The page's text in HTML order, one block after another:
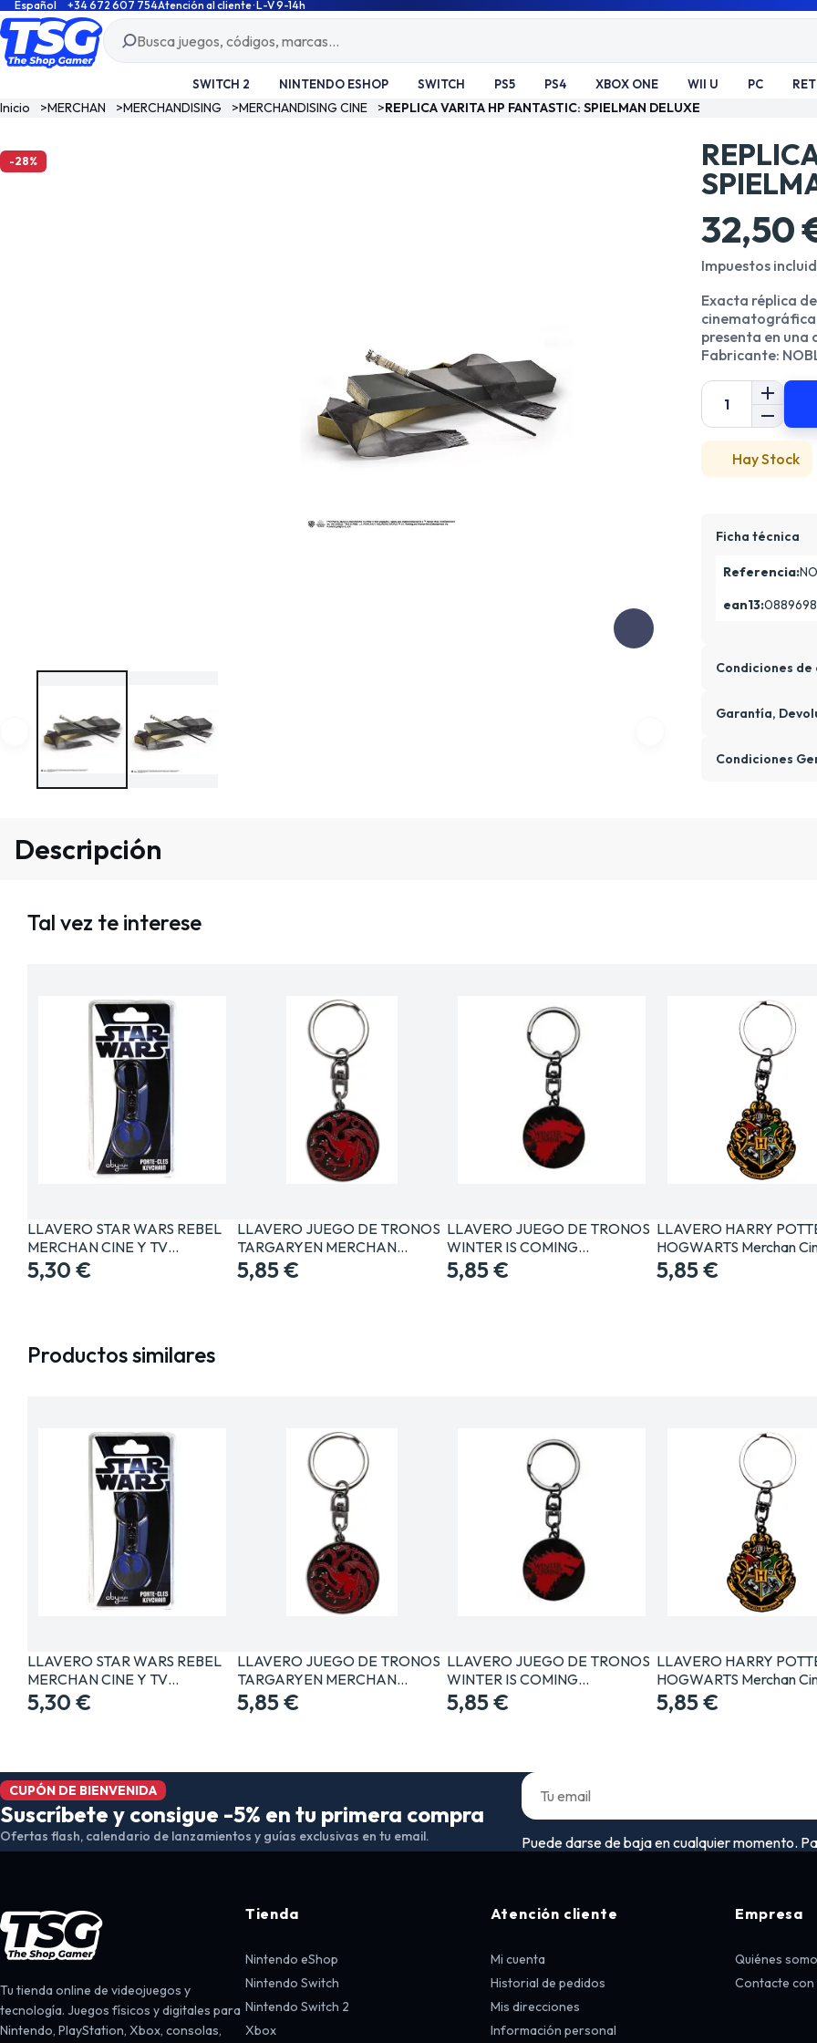
Español +34 672 607 754Atención al cliente · L-V 9-14h
SWITCH 2 NINTENDO ESHOP SWITCH PS5 PS4 XBOX ONE WII U PC
Inicio >MERCHAN >MERCHANDISING >MERCHANDISING CINE >REPLICA VARITA HP FANTASTIC: SPIELMAN DELUXE
-28%
32,50
Impuestos
Exacta réplica
cinematográfica
presenta en una
Fabricante:
Hay Stock
Ficha técnica
Referencia:
ean13:
Condiciones de
Garantía,
Condiciones
Descripción
Tal vez te interese
LLAVERO STAR WARS REBEL
MERCHAN CINE Y TV…
5,30 €
LLAVERO JUEGO DE TRONOS
TARGARYEN MERCHAN…
5,85 €
LLAVERO JUEGO DE TRONOS
WINTER IS COMING…
5,85 €
LLAVERO HARRY
HOGWARTS Merchan
5,85 €
Productos similares
LLAVERO STAR WARS REBEL
MERCHAN CINE Y TV…
5,30 €
LLAVERO JUEGO DE TRONOS
TARGARYEN MERCHAN…
5,85 €
LLAVERO JUEGO DE TRONOS
WINTER IS COMING…
5,85 €
LLAVERO HARRY
HOGWARTS Merchan
5,85 €
CUPÓN DE BIENVENIDA
Suscríbete y consigue -5% en tu primera compra
Ofertas flash, calendario de lanzamientos y guías exclusivas en tu email. Puede darse de baja en cualquier momento.
Tu tienda online de videojuegos y
tecnología. Juegos físicos y digitales para
Nintendo, PlayStation, Xbox, consolas,
Tienda
Nintendo eShop
Nintendo Switch
Nintendo Switch 2
Xbox
Atención cliente
Mi cuenta
Historial de pedidos
Mis direcciones
Información personal
Empresa
Quiénes
Contacte